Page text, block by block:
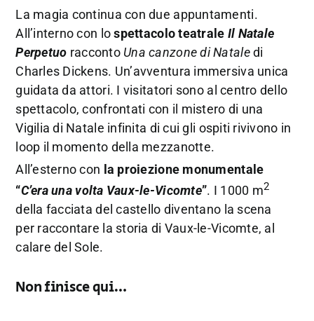
La magia continua con due appuntamenti.
All’interno con lospettacolo teatrale Il Natale
Perpetuo racconto Una canzone di Nataledi
Charles Dickens. Un’avventura immersiva unica
guidata da attori. I visitatori sono al centro dello
spettacolo, confrontati con il mistero di una
Vigilia di Natale infinita di cui gli ospiti rivivono in
loop il momento della mezzanotte.
All’esterno con la proiezione monumentale
“C’era una volta Vaux-le-Vicomte”. I 1000 m2
della facciata del castello diventano la scena
per raccontare la storia di Vaux-le-Vicomte, al
calare del Sole.
Non finisce qui…